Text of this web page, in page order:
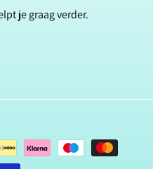
je graag verder.